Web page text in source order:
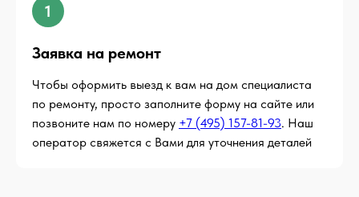
1
Заявка на ремонт
Чтобы оформить выезд к вам на дом специалиста
по ремонту, просто заполните форму на сайте или
позвоните нам по номеру +7 (495) 157-81-93. Наш
оператор свяжется с Вами для уточнения деталей